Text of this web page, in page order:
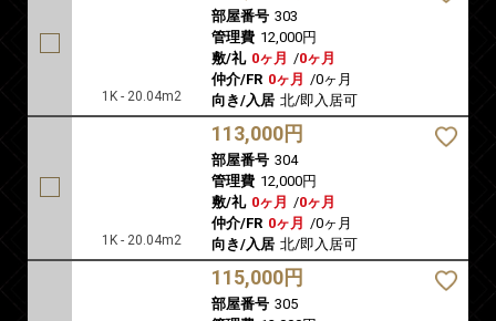
1K - 20.04m2
部屋番号 303
管理費 12,000円
敷/礼 0ヶ月 /0ヶ月
仲介/FR 0ヶ月 /0ヶ月
向き/入居 北/即入居可
1K - 20.04m2
113,000円
部屋番号 304
管理費 12,000円
敷/礼 0ヶ月 /0ヶ月
仲介/FR 0ヶ月 /0ヶ月
向き/入居 北/即入居可
115,000円
部屋番号 305